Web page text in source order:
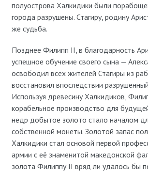
полуострова Халкидики были
города разрушены. Стагиру, родину
же судьба.
Позднее Филипп II, в благодарность
успешное обучение своего сына —
освободил всех жителей Стагиры из
восстановил впоследствии
Используя древесину Халкидиков,
корабельное производство для
недр добытое золото стало началом
собственной монеты. Золотой запас
Халкидики стал основой первой
армии с её знаменитой македонской
золота Филиппу II вряд ли удалось бы